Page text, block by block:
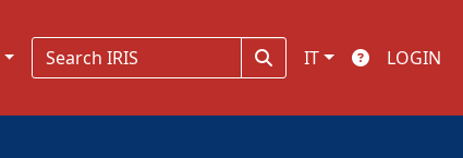
IT LOGIN